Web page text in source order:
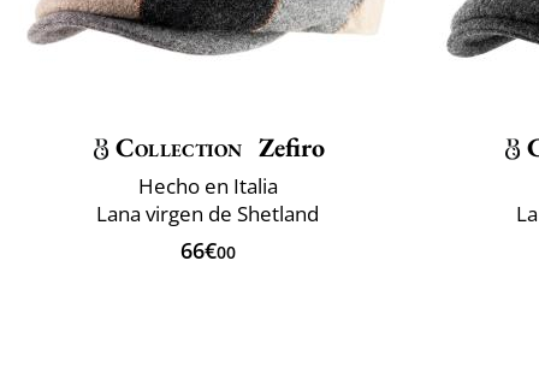
Collection Zefiro
Hecho en Italia
Lana virgen de Shetland
66€00